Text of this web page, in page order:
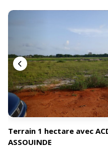
Terrain 1 hectare avec
ASSOUINDE